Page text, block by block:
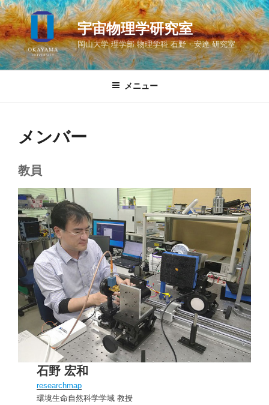
コ
ン
テ
ン
ツ
宇宙物理学研究室
岡山大学 理学部 物理学科 石野・安達 研究室
メニュー
メンバー
教員
石野 宏和
researchmap
環境生命自然科学学域 教授